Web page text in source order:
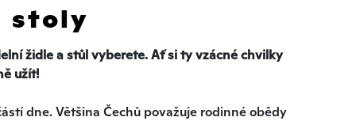
stoly
židle a stůl vyberete. Ať si ty vzácné chvilky
užít!
dne. Většina Čechů považuje rodinné obědy